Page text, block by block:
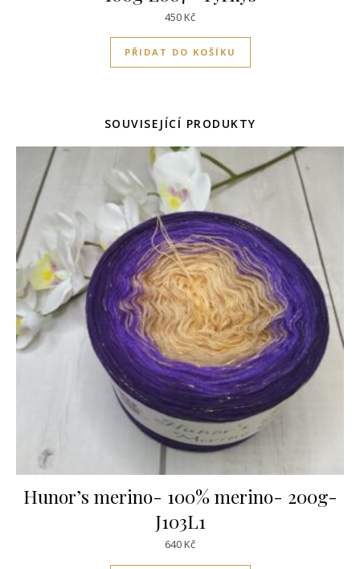
450Kč
PŘIDAT DO KOŠÍKU
SOUVISEJÍCÍ PRODUKTY
Hunor’s merino- 100% merino- 200g-
J103L1
640Kč